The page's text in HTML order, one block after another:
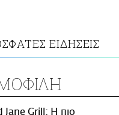
ΕΙΔΗΣΕΙΣ
Jane Grill: Η πιο